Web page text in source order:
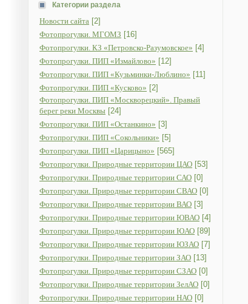
Категории раздела
Новости сайта [2]
Фотопрогулки. МГОМЗ [16]
Фотопрогулки. КЗ «Петровско-Разумовское» [4]
Фотопрогулки. ПИП «Измайлово» [12]
Фотопрогулки. ПИП «Кузьминки-Люблино» [11]
Фотопрогулки. ПИП «Кусково» [2]
Фотопрогулки. ПИП «Москворецкий». Правый
берег реки Москвы [24]
Фотопрогулки. ПИП «Останкино» [3]
Фотопрогулки. ПИП «Сокольники» [5]
Фотопрогулки. ПИП «Царицыно» [565]
Фотопрогулки. Природные территории ЦАО [53]
Фотопрогулки. Природные территории САО [0]
Фотопрогулки. Природные территории СВАО [0]
Фотопрогулки. Природные территории ВАО [3]
Фотопрогулки. Природные территории ЮВАО [4]
Фотопрогулки. Природные территории ЮАО [89]
Фотопрогулки. Природные территории ЮЗАО [7]
Фотопрогулки. Природные территории ЗАО [13]
Фотопрогулки. Природные территории СЗАО [0]
Фотопрогулки. Природные территории ЗелАО [0]
Фотопрогулки. Природные территории НАО [0]